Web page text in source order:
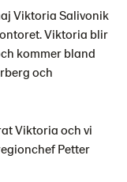
Viktoria Salivonik
Viktoria blir
kommer bland
och
Viktoria och vi
Petter